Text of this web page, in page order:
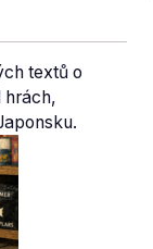
textů o
hrách,